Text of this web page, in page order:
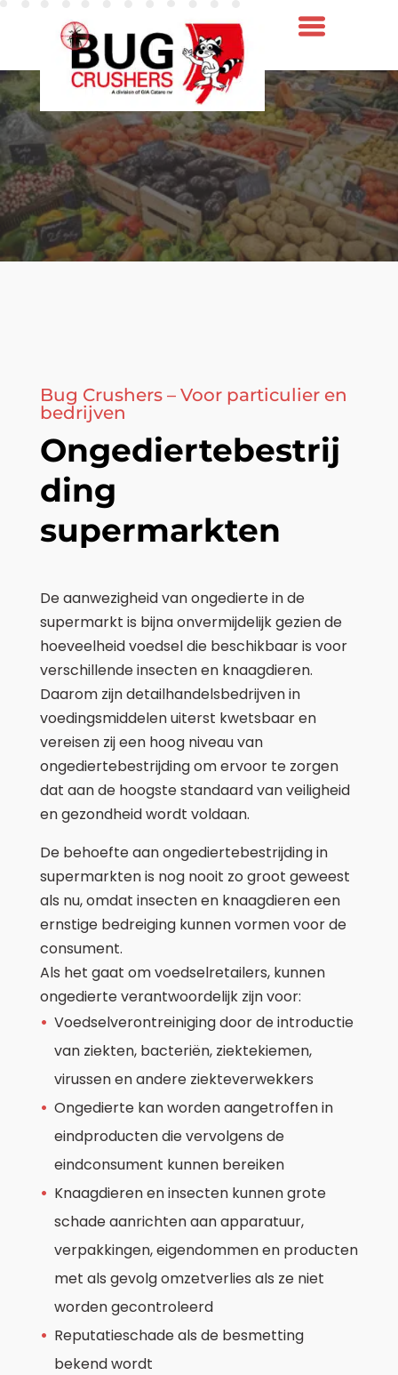
Bug Crushers – Voor particulier en
bedrijven
Ongediertebestrij
ding
supermarkten
De aanwezigheid van ongedierte in de
supermarkt is bijna onvermijdelijk gezien de
hoeveelheid voedsel die beschikbaar is voor
verschillende insecten en knaagdieren.
Daarom zijn detailhandelsbedrijven in
voedingsmiddelen uiterst kwetsbaar en
vereisen zij een hoog niveau van
ongediertebestrijding om ervoor te zorgen
dat aan de hoogste standaard van veiligheid
en gezondheid wordt voldaan.
De behoefte aan ongediertebestrijding in
supermarkten is nog nooit zo groot geweest
als nu, omdat insecten en knaagdieren een
ernstige bedreiging kunnen vormen voor de
consument.
Als het gaat om voedselretailers, kunnen
ongedierte verantwoordelijk zijn voor:
Voedselverontreiniging door de introductie
van ziekten, bacteriën, ziektekiemen,
virussen en andere ziekteverwekkers
Ongedierte kan worden aangetroffen in
eindproducten die vervolgens de
eindconsument kunnen bereiken
Knaagdieren en insecten kunnen grote
schade aanrichten aan apparatuur,
verpakkingen, eigendommen en producten
met als gevolg omzetverlies als ze niet
worden gecontroleerd
Reputatieschade als de besmetting
bekend wordt